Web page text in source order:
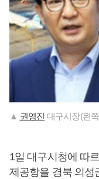
▲ 권영진 대구시장(왼
1일 대구시청에 따
제공항을 경북 의성